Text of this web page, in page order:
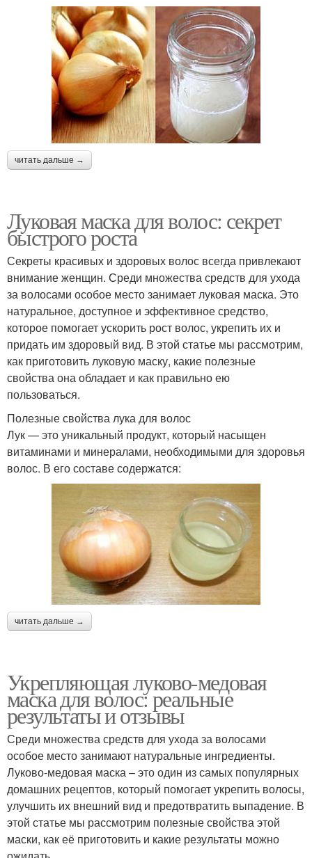
читать дальше →
Луковая маска для волос: секрет
быстрого роста
Секреты красивых и здоровых волос всегда привлекают
внимание женщин. Среди множества средств для ухода
за волосами особое место занимает луковая маска. Это
натуральное, доступное и эффективное средство,
которое помогает ускорить рост волос, укрепить их и
придать им здоровый вид. В этой статье мы рассмотрим,
как приготовить луковую маску, какие полезные
свойства она обладает и как правильно ею
пользоваться.
Полезные свойства лука для волос
Лук — это уникальный продукт, который насыщен
витаминами и минералами, необходимыми для здоровья
волос. В его составе содержатся:
читать дальше →
Укрепляющая луково-медовая
маска для волос: реальные
результаты и отзывы
Среди множества средств для ухода за волосами
особое место занимают натуральные ингредиенты.
Луково-медовая маска – это один из самых популярных
домашних рецептов, который помогает укрепить волосы,
улучшить их внешний вид и предотвратить выпадение. В
этой статье мы рассмотрим полезные свойства этой
маски, как её приготовить и какие результаты можно